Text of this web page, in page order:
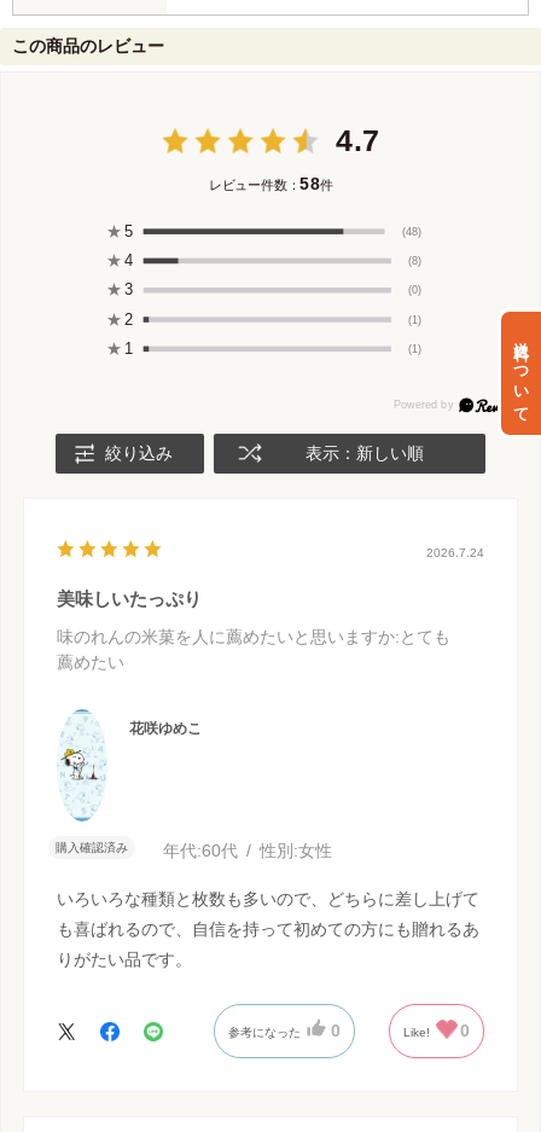
送料について
この商品のレビュー
4.7
レビュー件数：58件
★ 5 (48)
★ 4 (8)
★ 3 (0)
★ 2 (1)
★ 1 (1)
絞り込み 表示：新しい順
2026.7.24
美味しいたっぷり
味のれんの米菓を人に薦めたいと思いますか:とても
薦めたい
花咲ゆめこ
購入確認済み 年代:60代 性別:女性
いろいろな種類と枚数も多いので、どちらに差し上げて
も喜ばれるので、自信を持って初めての方にも贈れるあ
りがたい品です。
参考になった 0 Like! 0